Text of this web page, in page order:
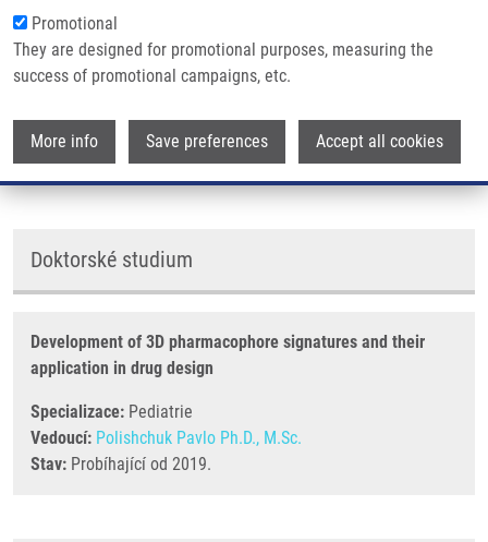
Promotional
They are designed for promotional purposes, measuring the
success of promotional campaigns, etc.
More info Save preferences Accept all cookies
Skupiny: DOKTORSKÝ STUDENT,
ÚMTM, LEM, PERSONÁL
Doktorské studium
Development of 3D pharmacophore signatures and their
application in drug design
Specializace: Pediatrie
Vedoucí: Polishchuk Pavlo Ph.D., M.Sc.
Stav: Probíhající od 2019.